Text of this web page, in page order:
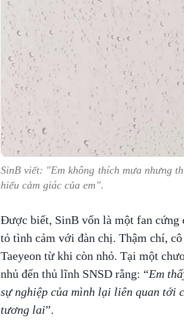
SinB viết: "Em không thích mưa nhưng
hiểu cảm giác của em".
Được biết, SinB vốn là một fan cứng
tỏ tình cảm với đàn chị. Thậm chí,
Taeyeon từ khi còn nhỏ. Tại một
nhủ đến thủ lĩnh SNSD rằng: “Em
sự nghiệp của mình lại liên quan tới
tương lai”.